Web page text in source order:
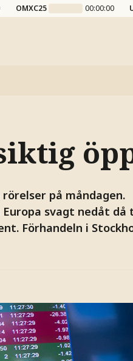
OMXC25 00:00:00
på måndagen.
svagt nedåt
Förhandeln i